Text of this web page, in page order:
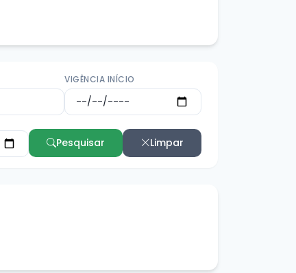
VIGÊNCIA INÍCIO
Pesquisar Limpar